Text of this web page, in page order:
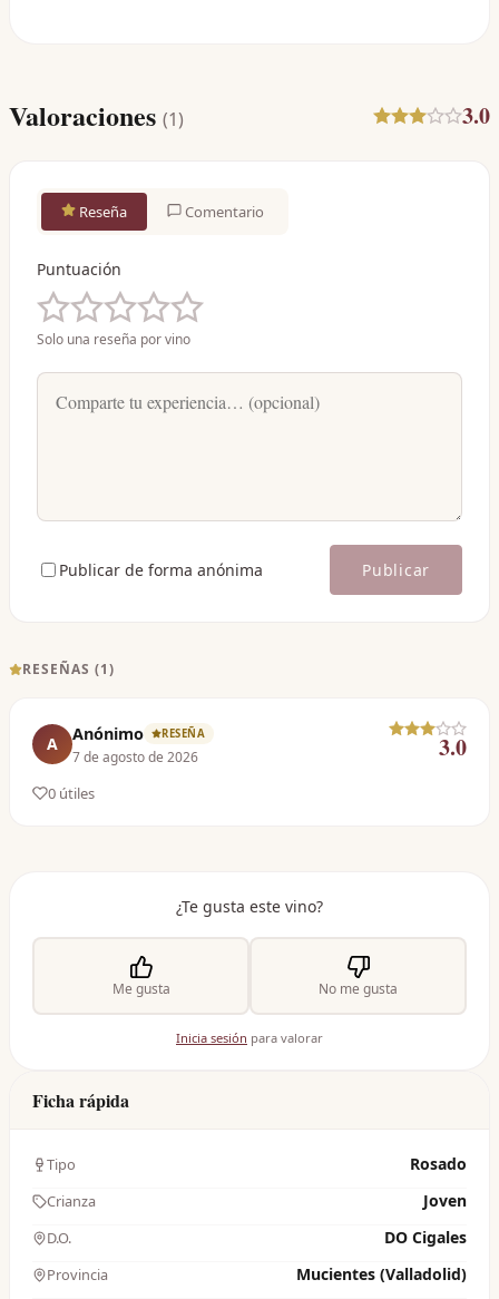
Valoraciones (1) 3.0
Reseña Comentario
Puntuación
Solo una reseña por vino
Publicar de forma anónima Publicar
RESEÑAS (1)
A Anónimo RESEÑA
7 de agosto de 2026 3.0
0 útiles
¿Te gusta este vino?
Me gusta No me gusta
Inicia sesión para valorar
Ficha rápida
Tipo Rosado
Crianza Joven
D.O. DO Cigales
Provincia Mucientes (Valladolid)